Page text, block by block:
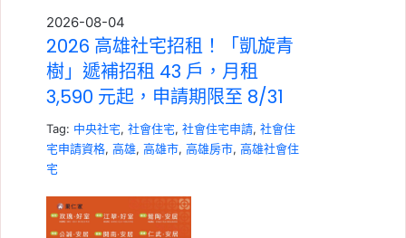
2026-08-04
2026 高雄社宅招租！「凱旋青
樹」遞補招租 43 戶，月租
3,590 元起，申請期限至 8/31
Tag: 中央社宅, 社會住宅, 社會住宅申請, 社會住
宅申請資格, 高雄, 高雄市, 高雄房市, 高雄社會住
宅